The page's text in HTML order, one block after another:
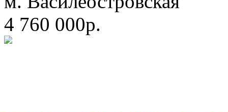
4 760 000р.